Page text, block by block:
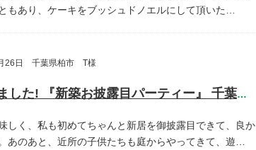
もあり、ケーキをブッシュドノエルにして頂いた…
26日 千葉県柏市 T様
開催しました! 『新築お披露目パーティー』 千葉県柏市 T様宅
しく、私も初めてちゃんと新居を御披露目できて、良か
あのあと、近所の子供たちも庭からやってきて、遊…